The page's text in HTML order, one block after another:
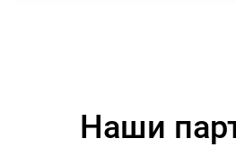
Наши